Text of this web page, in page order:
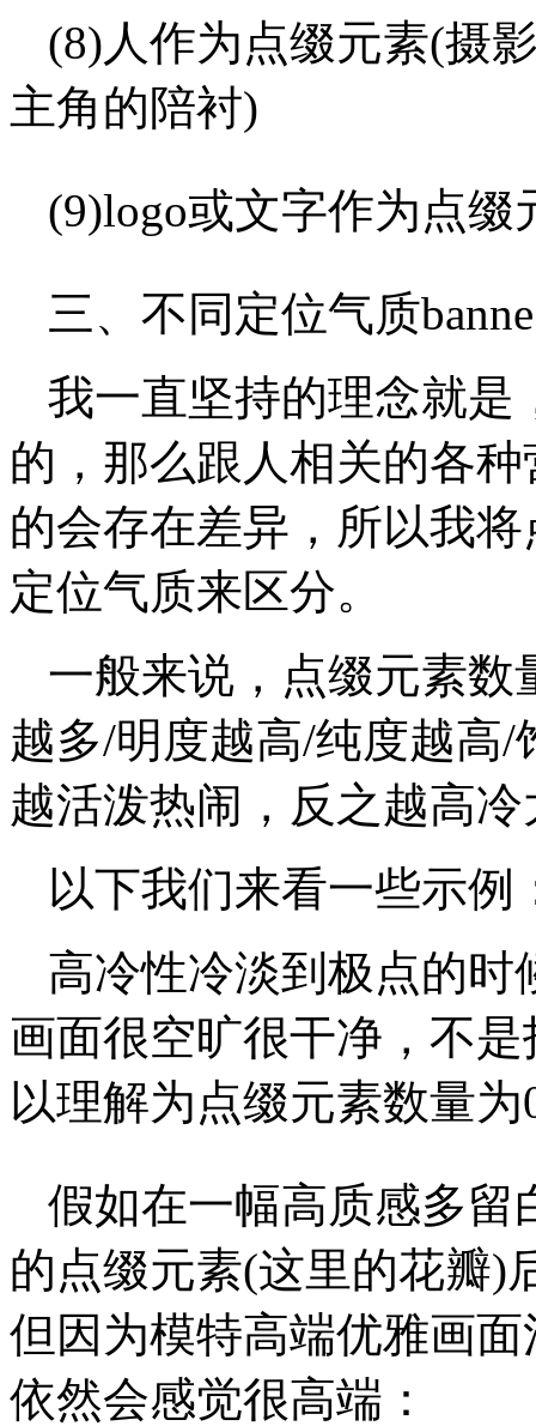
(8)人作为点缀元素(摄
主角的陪衬)
(9)logo或文字作为点缀
三、不同定位气质
我一直坚持的理念就是
的，那么跟人相关的各
的会存在差异，所以我
定位气质来区分。
一般来说，点缀元素
越多/明度越高/纯度越高
越活泼热闹，反之越高冷
以下我们来看一些示例
高冷性冷淡到极点的时
画面很空旷很干净，不
以理解为点缀元素数量为
假如在一幅高质感多留
的点缀元素(这里的花瓣)
但因为模特高端优雅画
依然会感觉很高端：